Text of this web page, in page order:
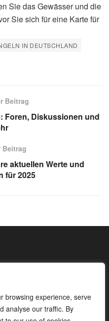
browsing experience, serve
analyse our traffic. By
Sie das Gewässer und die
Sie sich für eine Karte für
IN DEUTSCHLAND
Beitrag
Foren, Diskussionen und
Beitrag
aktuellen Werte und
für 2025
Wissen